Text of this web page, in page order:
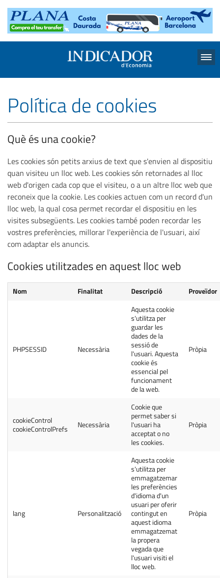
Política de cookies
Què és una cookie?
Les cookies són petits arxius de text que s'envien al dispositiu
quan visiteu un lloc web. Les cookies són retornades al lloc
web d'origen cada cop que el visiteu, o a un altre lloc web que
reconeix que la cookie. Les cookies actuen com un record d'un
lloc web, la qual cosa permet recordar el dispositiu en les
visites subsegüents. Les cookies també poden recordar les
vostres preferències, millorar l'experiència de l'usuari, així
com adaptar els anuncis.
Cookies utilitzades en aquest lloc web
Nom Finalitat Descripció Proveïdor
PHPSESSID Necessària
Aquesta cookie
s'utilitza per
guardar les
dades de la
sessió de
l'usuari. Aquesta
cookie és
essencial pel
funcionament
de la web.
Pròpia
cookieControl
cookieControlPrefs
Necessària
Cookie que
permet saber si
l'usuari ha
acceptat o no
les cookies.
Pròpia
lang Personalització
Aquesta cookie
s'utilitza per
emmagatzemar
les preferències
d'idioma d'un
usuari per oferir
contingut en
aquest idioma
emmagatzemat
la propera
vegada que
l'usuari visiti el
lloc web.
Pròpia